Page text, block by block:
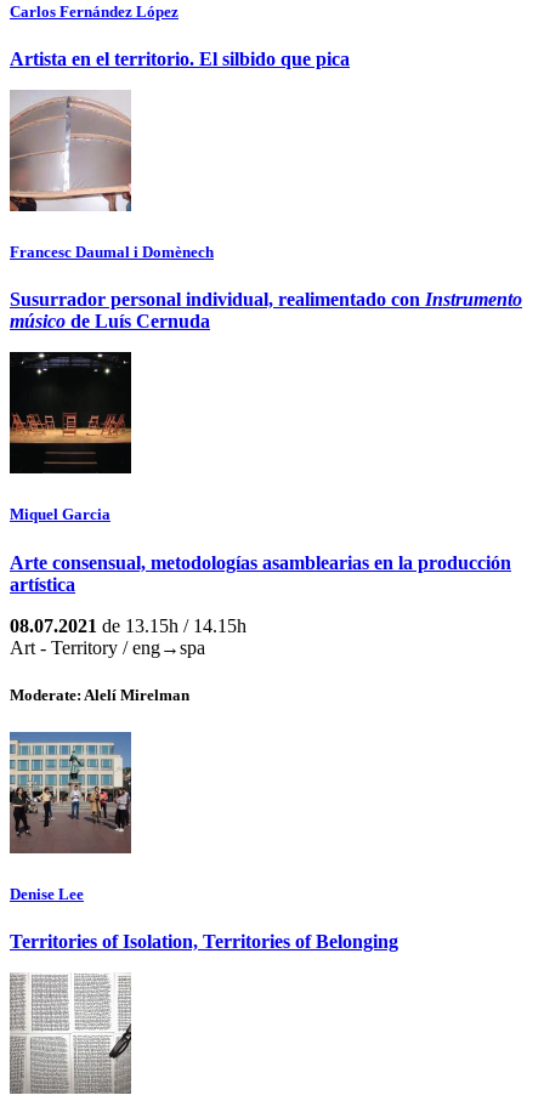
Carlos Fernández López
Artista en el territorio. El silbido que pica
Francesc Daumal i Domènech
Susurrador personal individual, realimentado con Instrumento
músico de Luís Cernuda
Miquel Garcia
Arte consensual, metodologías asamblearias en la producción
artística
08.07.2021 de 13.15h / 14.15h
Art - Territory / eng→spa
Moderate: Alelí Mirelman
Denise Lee
Territories of Isolation, Territories of Belonging